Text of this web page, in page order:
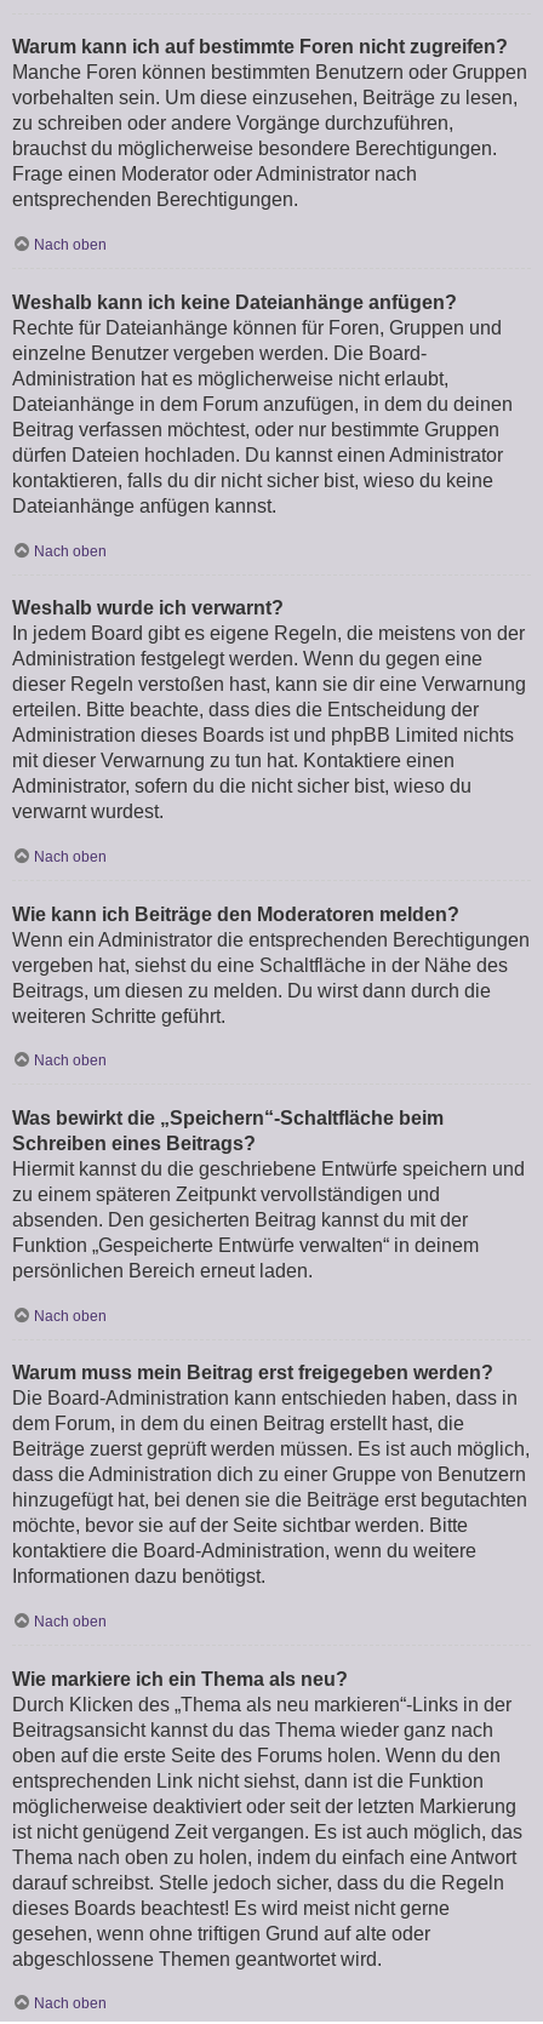
Warum kann ich auf bestimmte Foren nicht zugreifen?
Manche Foren können bestimmten Benutzern oder Gruppen
vorbehalten sein. Um diese einzusehen, Beiträge zu lesen,
zu schreiben oder andere Vorgänge durchzuführen,
brauchst du möglicherweise besondere Berechtigungen.
Frage einen Moderator oder Administrator nach
entsprechenden Berechtigungen.
Nach oben
Weshalb kann ich keine Dateianhänge anfügen?
Rechte für Dateianhänge können für Foren, Gruppen und
einzelne Benutzer vergeben werden. Die Board-
Administration hat es möglicherweise nicht erlaubt,
Dateianhänge in dem Forum anzufügen, in dem du deinen
Beitrag verfassen möchtest, oder nur bestimmte Gruppen
dürfen Dateien hochladen. Du kannst einen Administrator
kontaktieren, falls du dir nicht sicher bist, wieso du keine
Dateianhänge anfügen kannst.
Nach oben
Weshalb wurde ich verwarnt?
In jedem Board gibt es eigene Regeln, die meistens von der
Administration festgelegt werden. Wenn du gegen eine
dieser Regeln verstoßen hast, kann sie dir eine Verwarnung
erteilen. Bitte beachte, dass dies die Entscheidung der
Administration dieses Boards ist und phpBB Limited nichts
mit dieser Verwarnung zu tun hat. Kontaktiere einen
Administrator, sofern du die nicht sicher bist, wieso du
verwarnt wurdest.
Nach oben
Wie kann ich Beiträge den Moderatoren melden?
Wenn ein Administrator die entsprechenden Berechtigungen
vergeben hat, siehst du eine Schaltfläche in der Nähe des
Beitrags, um diesen zu melden. Du wirst dann durch die
weiteren Schritte geführt.
Nach oben
Was bewirkt die „Speichern“-Schaltfläche beim
Schreiben eines Beitrags?
Hiermit kannst du die geschriebene Entwürfe speichern und
zu einem späteren Zeitpunkt vervollständigen und
absenden. Den gesicherten Beitrag kannst du mit der
Funktion „Gespeicherte Entwürfe verwalten“ in deinem
persönlichen Bereich erneut laden.
Nach oben
Warum muss mein Beitrag erst freigegeben werden?
Die Board-Administration kann entschieden haben, dass in
dem Forum, in dem du einen Beitrag erstellt hast, die
Beiträge zuerst geprüft werden müssen. Es ist auch möglich,
dass die Administration dich zu einer Gruppe von Benutzern
hinzugefügt hat, bei denen sie die Beiträge erst begutachten
möchte, bevor sie auf der Seite sichtbar werden. Bitte
kontaktiere die Board-Administration, wenn du weitere
Informationen dazu benötigst.
Nach oben
Wie markiere ich ein Thema als neu?
Durch Klicken des „Thema als neu markieren“-Links in der
Beitragsansicht kannst du das Thema wieder ganz nach
oben auf die erste Seite des Forums holen. Wenn du den
entsprechenden Link nicht siehst, dann ist die Funktion
möglicherweise deaktiviert oder seit der letzten Markierung
ist nicht genügend Zeit vergangen. Es ist auch möglich, das
Thema nach oben zu holen, indem du einfach eine Antwort
darauf schreibst. Stelle jedoch sicher, dass du die Regeln
dieses Boards beachtest! Es wird meist nicht gerne
gesehen, wenn ohne triftigen Grund auf alte oder
abgeschlossene Themen geantwortet wird.
Nach oben